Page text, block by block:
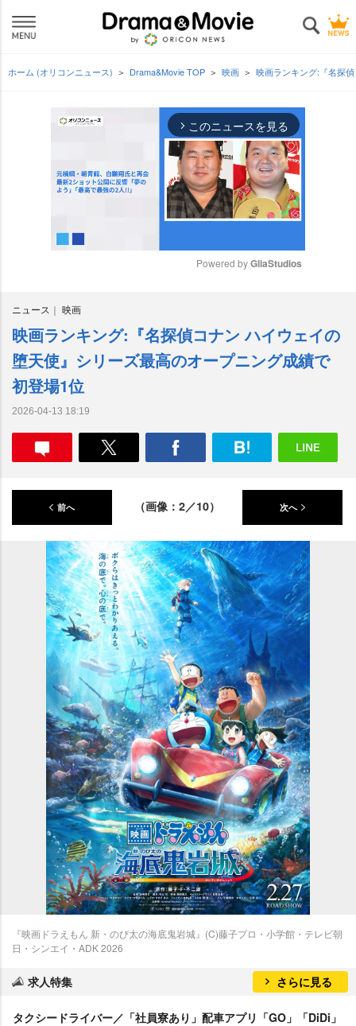
ホーム (オリコンニュース) Drama&Movie TOP 映画 映画ランキング:『名探
arrow_forward_ios このニュースを見る
Powered by GliaStudios
ニュース 映画
映画ランキング:『名探偵コナン ハイウェイの
堕天使』シリーズ最高のオープニング成績で
初登場1位
2026-04-13 18:19
前へ （画像：2／10） 次へ
『映画ドラえもん 新・のび太の海底鬼岩城』(C)藤子プロ・小学館・テレビ朝
日・シンエイ・ADK 2026
求人特集 さらに見る
タクシードライバー／「社員寮あり」配車アプリ「GO」「DiDi」